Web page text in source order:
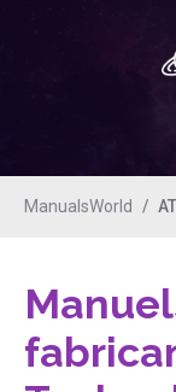
ManualsWorld